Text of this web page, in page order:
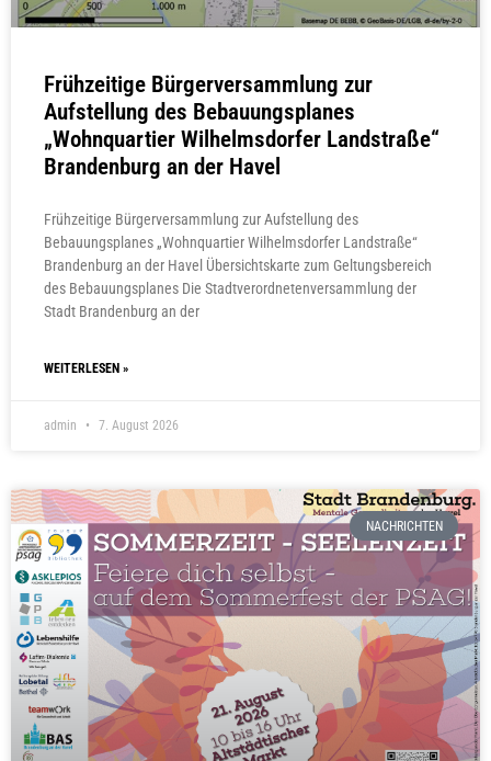
Frühzeitige Bürgerversammlung zur
Aufstellung des Bebauungsplanes
„Wohnquartier Wilhelmsdorfer Landstraße“
Brandenburg an der Havel
Frühzeitige Bürgerversammlung zur Aufstellung des
Bebauungsplanes „Wohnquartier Wilhelmsdorfer Landstraße“
Brandenburg an der Havel Übersichtskarte zum Geltungsbereich
des Bebauungsplanes Die Stadtverordnetenversammlung der
Stadt Brandenburg an der
WEITERLESEN »
admin 7. August 2026
NACHRICHTEN